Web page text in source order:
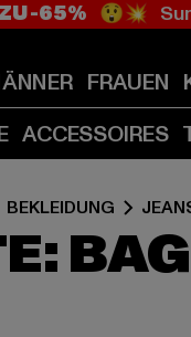
-65% 😲💥
FRAUEN
ACCESSOIRES
BEKLEIDUNG